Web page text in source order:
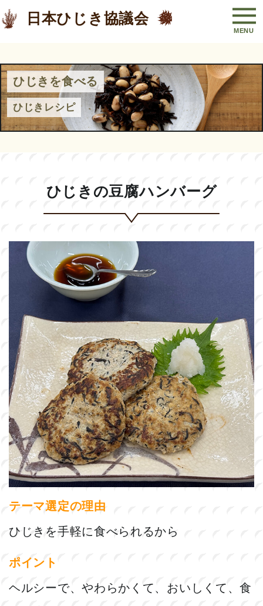
日本ひじき協議会
ひじきを食べる
ひじきレシピ
ひじきの豆腐ハンバーグ
テーマ選定の理由
ひじきを手軽に食べられるから
ポイント
ヘルシーで、やわらかくて、おいしくて、食